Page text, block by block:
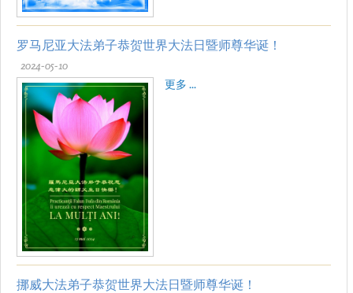
罗马尼亚大法弟子恭贺世界大法日暨师尊华诞！
2024-05-10
更多 ...
挪威大法弟子恭贺世界大法日暨师尊华诞！